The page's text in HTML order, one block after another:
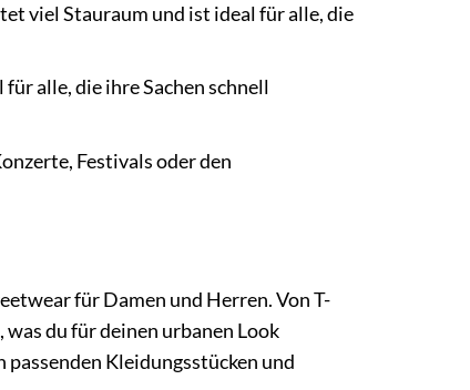
viel Stauraum und ist ideal für alle, die
alle, die ihre Sachen schnell
Festivals oder den
für Damen und Herren. Von T-
du für deinen urbanen Look
Kleidungsstücken und